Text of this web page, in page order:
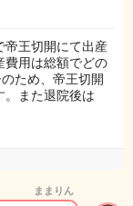
帝王切開にて出産
費用は総額でどの
ため、帝王切開
。また退院後は
ままりん